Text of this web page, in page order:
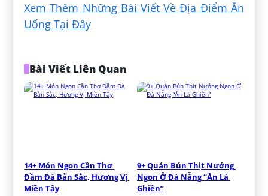
Xem Thêm Những Bài Viết Về Địa Điểm Ăn
Uống Tại Đây
Bài Viết Liên Quan
14+ Món Ngon Cần Thơ
Đầm Đà Bản Sắc, Hương Vị
Miền Tây
9+ Quán Bún Thịt Nướng
Ngon Ở Đà Nẵng “Ăn Là
Ghiền”